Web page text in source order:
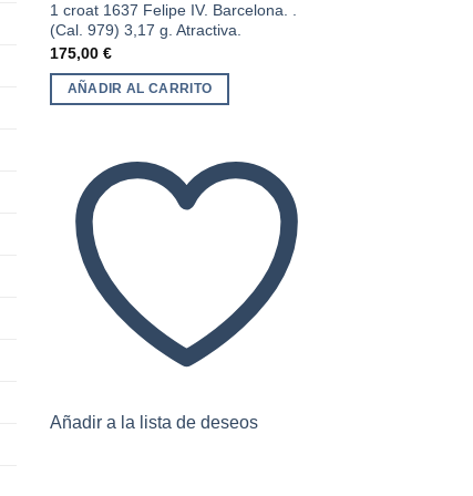
1 croat 1637 Felipe IV. Barcelona. .
(Cal. 979) 3,17 g. Atractiva.
175,00 €
AÑADIR AL CARRITO
Añadir a la lista de deseos